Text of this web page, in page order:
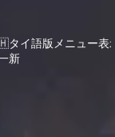
イ語版メニュー表示
新